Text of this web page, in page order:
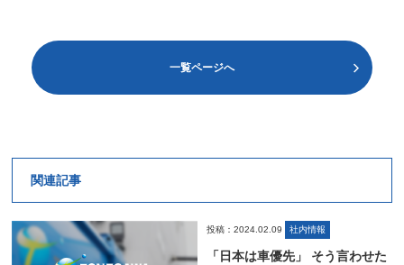
一覧ページへ
関連記事
投稿：2024.02.09 社内情報
「日本は車優先」 そう言わせた